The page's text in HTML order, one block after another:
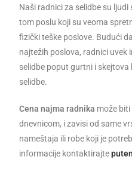
Naši radnici za selidbe su
tom poslu koji su veoma
fizički teške poslove. Budući
najtežih poslova, radnici uvek
selidbe poput gurtni i
selidbe.
Cena najma radnika može
dnevnicom, i zavisi od same
nameštaja ili robe koji je
informacije kontaktirajte